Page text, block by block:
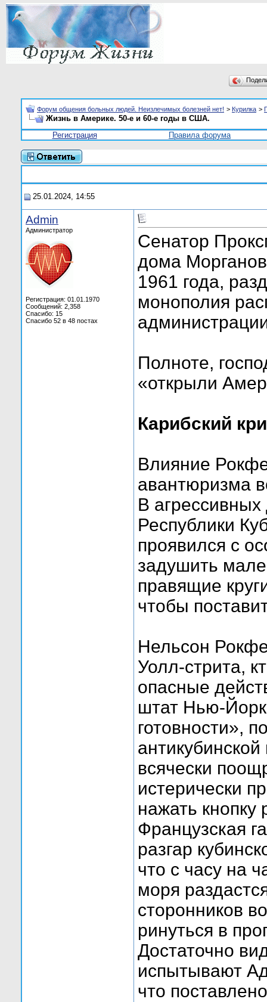
Форум общения больных людей. Неизлечимых болезней нет! > Курилка >
Жизнь в Америке. 50-е и 60-е годы в США.
Регистрация
Правила форума
25.01.2024, 14:55
Admin
Администратор
Регистрация: 01.01.1970
Сообщений: 2,358
Спасибо: 15
Спасибо 52 в 48 постах
Сенатор
дома
1961 года,
монополия
Полноте,
«открыли
Карибский
Влияние
авантюризма
В
Республики
проявился с
задушить
правящие
чтобы
Нельсон
Уолл-стрита,
опасные
штат Нью-
готовности»,
всячески
истерически
нажать кнопку
Французская
разгар
что с часу на
моря
сторонников
ринуться в
Достаточно
испытывают
что